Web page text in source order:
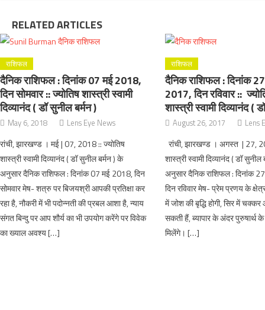
RELATED ARTICLES
राशिफल
दैनिक राशिफल : दिनांक 07 मई 2018,
दिन सोमवार :: ज्योतिष शास्त्री स्वामी
दिव्यानंद ( डॉ सुनील बर्मन )
May 6, 2018 Lens Eye News
रांची, झारखण्ड । मई | 07, 2018 :: ज्योतिष
शास्त्री स्वामी दिव्यानंद ( डॉ सुनील बर्मन ) के
अनुसार दैनिक राशिफल : दिनांक 07 मई 2018, दिन
सोमवार मेष- शत्रु पर बिजयश्री आपकी प्रतिक्षा कर
रहा है, नौकरी में भी पदोन्नती की प्रबल आशा है, न्याय
संगत बिन्दु पर आप शौर्य का भी उपयोग करेंगे पर विवेक
का ख्याल अवश्य […]
राशिफल
दैनिक राशिफल : दिनांक
2017, दिन रविवार ::
शास्त्री स्वामी दिव्यानंद (
August 26, 2017 Lens
रांची, झारखण्ड । अगस्त | 27,
शास्त्री स्वामी दिव्यानंद ( डॉ सुनील
अनुसार दैनिक राशिफल : दिनांक
दिन रविवार मेष- प्रेम प्रणय के
में जोश की बृद्धि होगी, सिर में
सकती हैं, ब्यापार के अंदर पुरुषार्थ
मिलेंगे। […]